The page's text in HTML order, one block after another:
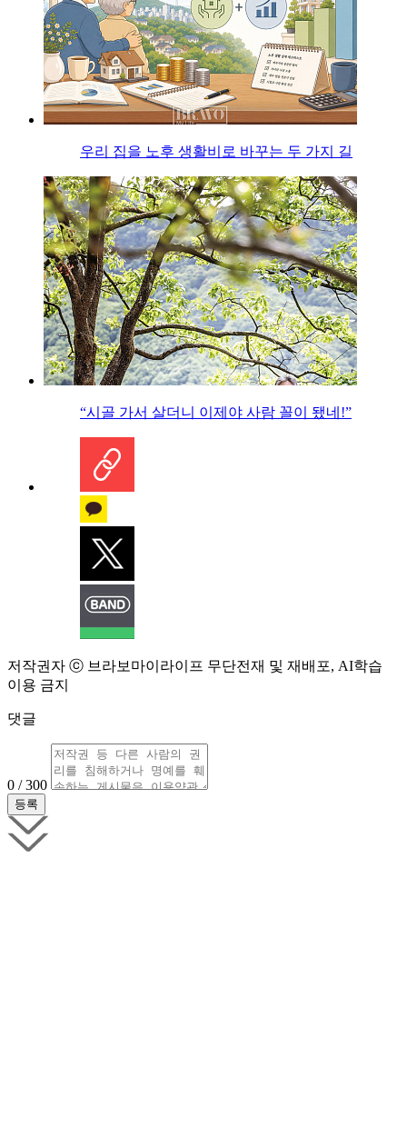
우리 집을 노후 생활비로 바꾸는 두 가지 길
“시골 가서 살더니 이제야 사람 꼴이 됐네!”
저작권자 ⓒ 브라보마이라이프 무단전재 및 재배포, AI학습
이용 금지
댓글
0 / 300